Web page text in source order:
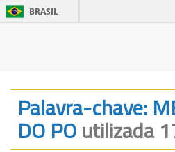
BRASIL
Palavra-chave:
DO POutilizada